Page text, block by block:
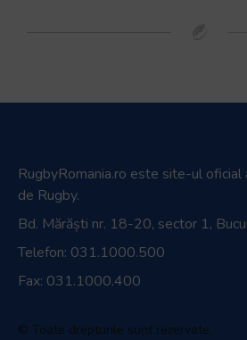
RugbyRomania.ro este site-ul oficial
de Rugby.
Bd. Mărăști nr. 18-20, sector 1,
Telefon: 031.1000.500
Fax: 031.1000.400
© Toate drepturile sunt rezervate.